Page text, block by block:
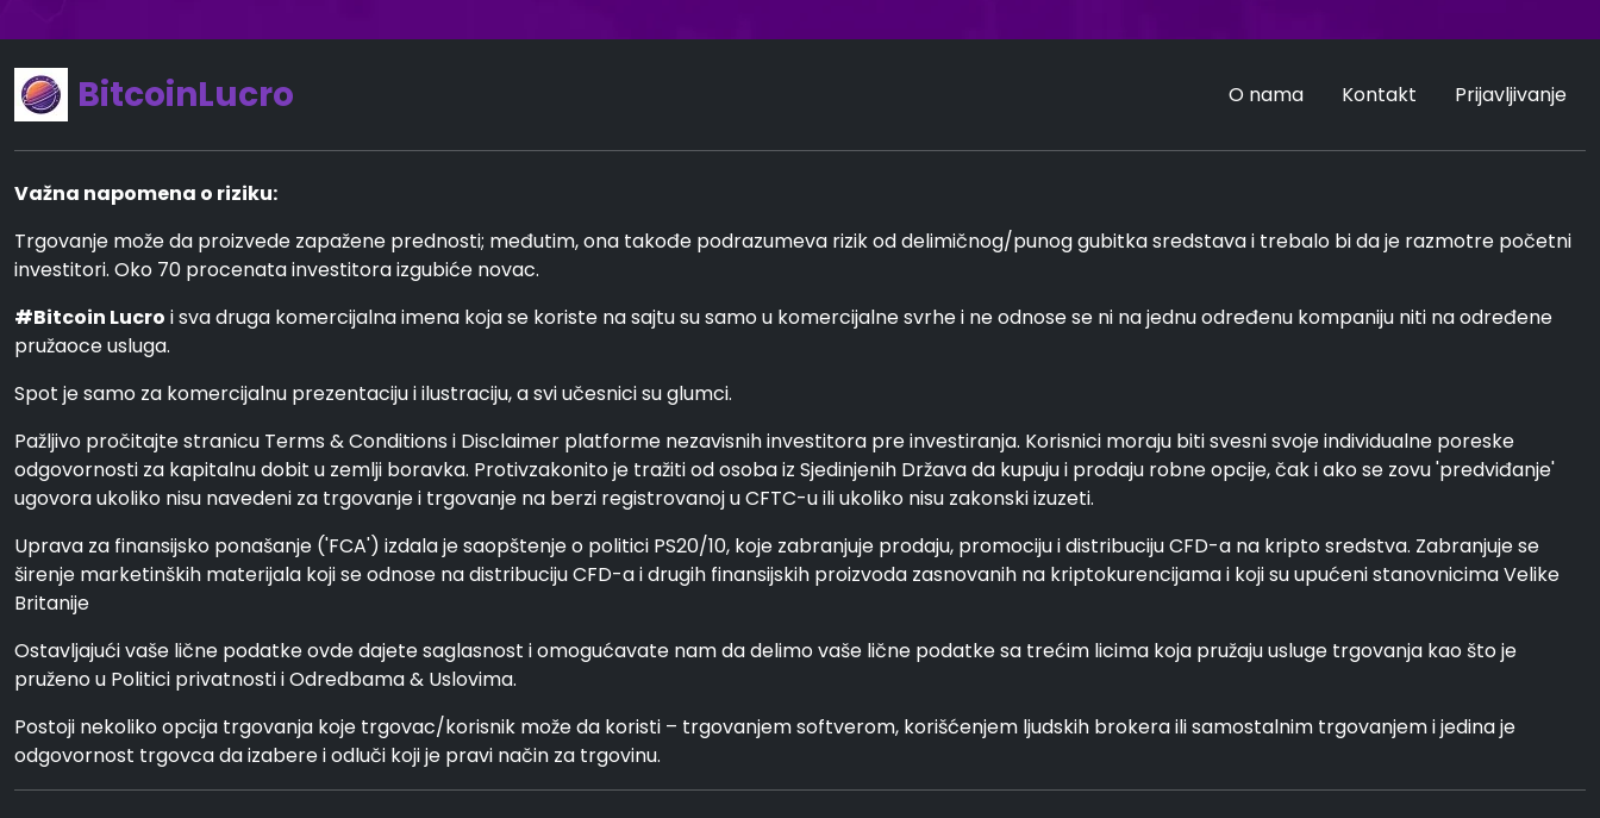
BitcoinLucro O nama Kontakt Prijavljivanje
Važna napomena o riziku:
Trgovanje može da proizvede zapažene prednosti; međutim, ona takođe podrazumeva rizik od delimičnog/punog gubitka sredstava i trebalo bi da je razmotre početni
investitori. Oko 70 procenata investitora izgubiće novac.
#Bitcoin Lucro i sva druga komercijalna imena koja se koriste na sajtu su samo u komercijalne svrhe i ne odnose se ni na jednu određenu kompaniju niti na određene
pružaoce usluga.
Spot je samo za komercijalnu prezentaciju i ilustraciju, a svi učesnici su glumci.
Pažljivo pročitajte stranicu Terms & Conditions i Disclaimer platforme nezavisnih investitora pre investiranja. Korisnici moraju biti svesni svoje individualne poreske
odgovornosti za kapitalnu dobit u zemlji boravka. Protivzakonito je tražiti od osoba iz Sjedinjenih Država da kupuju i prodaju robne opcije, čak i ako se zovu 'predviđanje'
ugovora ukoliko nisu navedeni za trgovanje i trgovanje na berzi registrovanoj u CFTC-u ili ukoliko nisu zakonski izuzeti.
Uprava za finansijsko ponašanje ('FCA') izdala je saopštenje o politici PS20/10, koje zabranjuje prodaju, promociju i distribuciju CFD-a na kripto sredstva. Zabranjuje se
širenje marketinških materijala koji se odnose na distribuciju CFD-a i drugih finansijskih proizvoda zasnovanih na kriptokurencijama i koji su upućeni stanovnicima Velike
Britanije
Ostavljajući vaše lične podatke ovde dajete saglasnost i omogućavate nam da delimo vaše lične podatke sa trećim licima koja pružaju usluge trgovanja kao što je
pruženo u Politici privatnosti i Odredbama & Uslovima.
Postoji nekoliko opcija trgovanja koje trgovac/korisnik može da koristi – trgovanjem softverom, korišćenjem ljudskih brokera ili samostalnim trgovanjem i jedina je
odgovornost trgovca da izabere i odluči koji je pravi način za trgovinu.